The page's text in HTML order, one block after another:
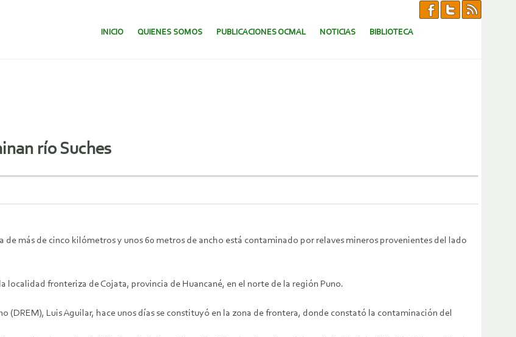
SALTAR AL CONTENIDO.
INICIO QUIENES SOMOS PUBLICACIONES OCMAL NOTICIAS BIBLIOTECA
río Suches
de más de cinco kilómetros y unos 60 metros de ancho está contaminado por relaves mineros provenientes del lado
localidad fronteriza de Cojata, provincia de Huancané, en el norte de la región Puno.
(DREM), Luis Aguilar, hace unos días se constituyó en la zona de frontera, donde constató la contaminación del